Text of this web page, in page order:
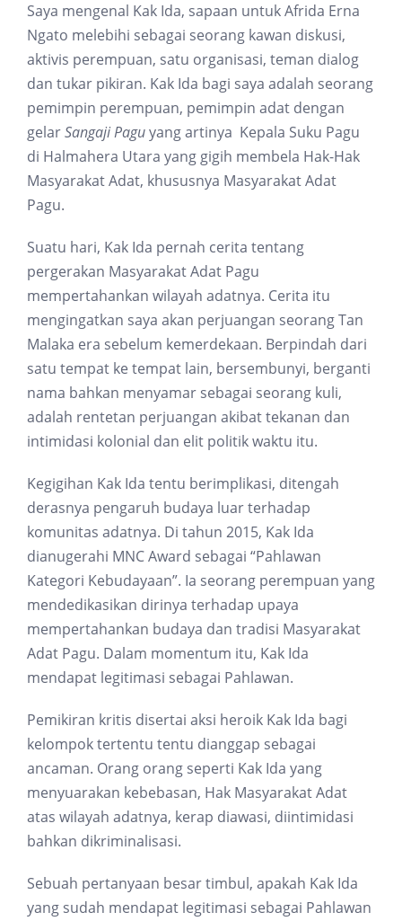
Saya mengenal Kak Ida, sapaan untuk Afrida Erna
Ngato melebihi sebagai seorang kawan diskusi,
aktivis perempuan, satu organisasi, teman dialog
dan tukar pikiran. Kak Ida bagi saya adalah seorang
pemimpin perempuan, pemimpin adat dengan
gelarSangaji Paguyang artinya Kepala Suku Pagu
di Halmahera Utara yang gigih membela Hak-Hak
Masyarakat Adat, khususnya Masyarakat Adat
Pagu.
Suatu hari, Kak Ida pernah cerita tentang
pergerakan Masyarakat Adat Pagu
mempertahankan wilayah adatnya. Cerita itu
mengingatkan saya akan perjuangan seorang Tan
Malaka era sebelum kemerdekaan. Berpindah dari
satu tempat ke tempat lain, bersembunyi, berganti
nama bahkan menyamar sebagai seorang kuli,
adalah rentetan perjuangan akibat tekanan dan
intimidasi kolonial dan elit politik waktu itu.
Kegigihan Kak Ida tentu berimplikasi, ditengah
derasnya pengaruh budaya luar terhadap
komunitas adatnya. Di tahun 2015, Kak Ida
dianugerahi MNC Award sebagai “Pahlawan
Kategori Kebudayaan”. Ia seorang perempuan yang
mendedikasikan dirinya terhadap upaya
mempertahankan budaya dan tradisi Masyarakat
Adat Pagu. Dalam momentum itu, Kak Ida
mendapat legitimasi sebagai Pahlawan.
Pemikiran kritis disertai aksi heroik Kak Ida bagi
kelompok tertentu tentu dianggap sebagai
ancaman. Orang orang seperti Kak Ida yang
menyuarakan kebebasan, Hak Masyarakat Adat
atas wilayah adatnya, kerap diawasi, diintimidasi
bahkan dikriminalisasi.
Sebuah pertanyaan besar timbul, apakah Kak Ida
yang sudah mendapat legitimasi sebagai Pahlawan